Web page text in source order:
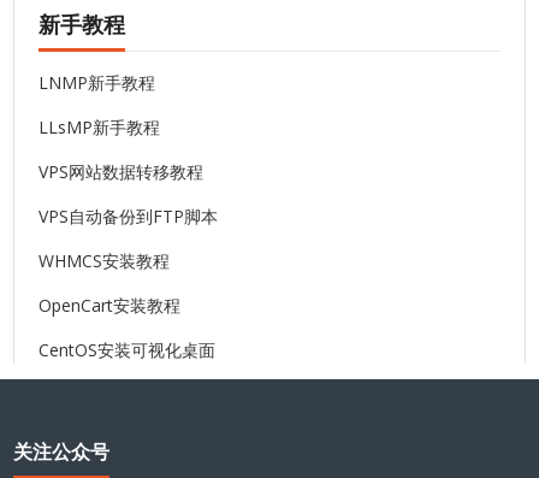
新手教程
LNMP新手教程
LLsMP新手教程
VPS网站数据转移教程
VPS自动备份到FTP脚本
WHMCS安装教程
OpenCart安装教程
CentOS安装可视化桌面
关注公众号